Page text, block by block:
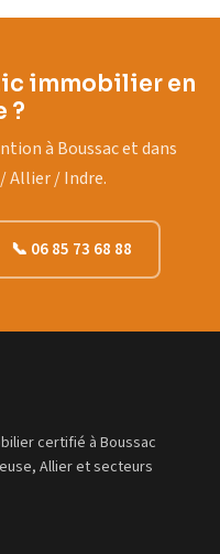
immobilier en
?
à Boussac et dans
Allier / Indre.
📞 06 85 73 68 88
certifié à Boussac
Allier et secteurs